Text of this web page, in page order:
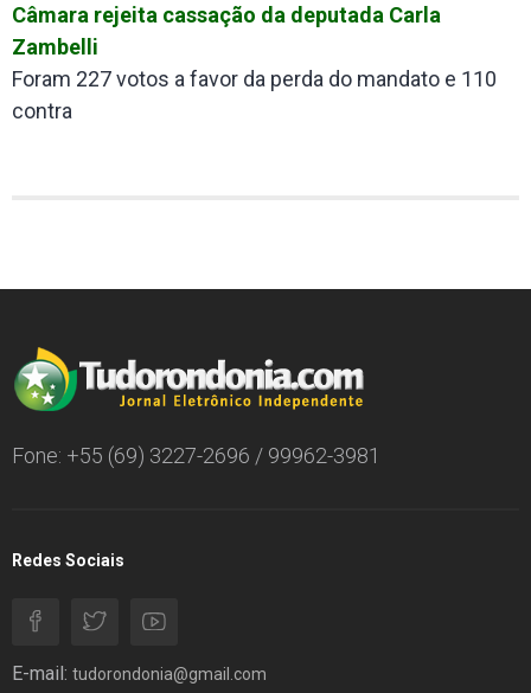
Câmara rejeita cassação da deputada Carla
Zambelli
Foram 227 votos a favor da perda do mandato e 110
contra
Fone: +55 (69) 3227-2696 / 99962-3981
Redes Sociais
E-mail: tudorondonia@gmail.com